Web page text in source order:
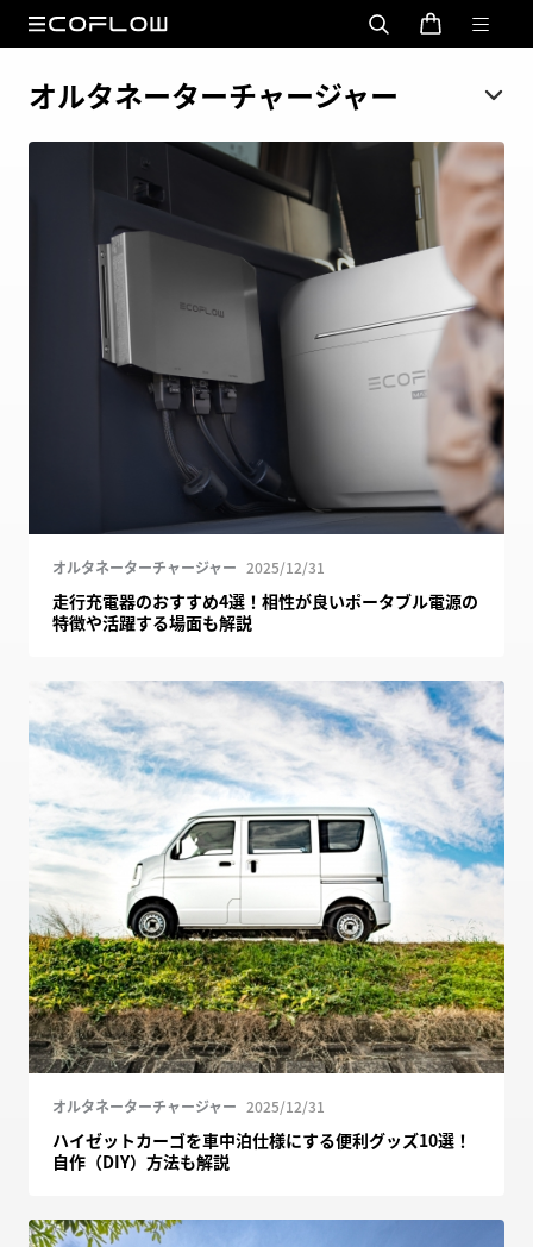
オルタネーターチャージャー
オルタネーターチャージャー 2025/12/31
走行充電器のおすすめ4選！相性が良いポータブル電源の
特徴や活躍する場面も解説
オルタネーターチャージャー 2025/12/31
ハイゼットカーゴを車中泊仕様にする便利グッズ10選！
自作（DIY）方法も解説